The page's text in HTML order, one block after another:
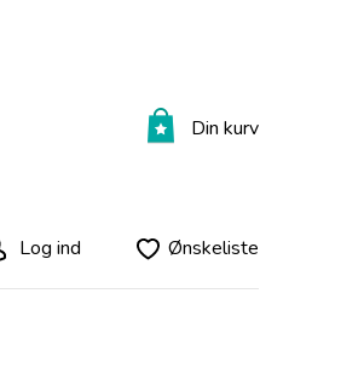
Din kurv
Log ind Ønskeliste